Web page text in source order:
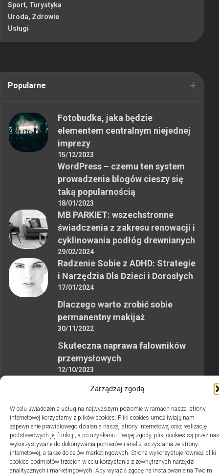
Zarządzaj zgodą
W celu świadczenia usług na najwyższym poziomie w ramach naszej strony
internetowej korzystamy z plików cookies. Pliki cookies umożliwiają nam
zapewnienie prawidłowego działania naszej strony internetowej oraz realizację
podstawowych jej funkcji, a po uzyskaniu Twojej zgody, pliki cookies są przez nas
wykorzystywane do dokonywania pomiarów i analiz korzystania ze strony
internetowej, a także do celów marketingowych. Strona wykorzystuje również pliki
cookies podmiotów trzecich w celu korzystania z zewnętrznych narzędzi
analitycznych i marketingowych. Aby wyrazić zgodę na instalowanie na Twoim
Sport, Turystyka
Uroda, Zdrowie
Usługi
Popularne
Fotobudka, jaka będzie
elementem centralnym niejednej
imprezy
15/12/2023
WordPress – czemu ten system
prowadzenia blogów cieszy się
taką popularnością
18/01/2023
MB PARKIET: wszechstronne
świadczenia z zakresu renowacji i
cyklinowania podłóg drewnianych
29/02/2024
Radzenie Sobie z ADHD: Strategie
i Narzędzia Dla Dzieci i Dorosłych
17/01/2024
Dlaczego warto zrobić sobie
permanentny makijaż
30/11/2022
Skuteczna naprawa falowników
przemysłowych
12/10/2023
2swiaty.pl © 2026. Wszelkie prawa zastrzeżone.